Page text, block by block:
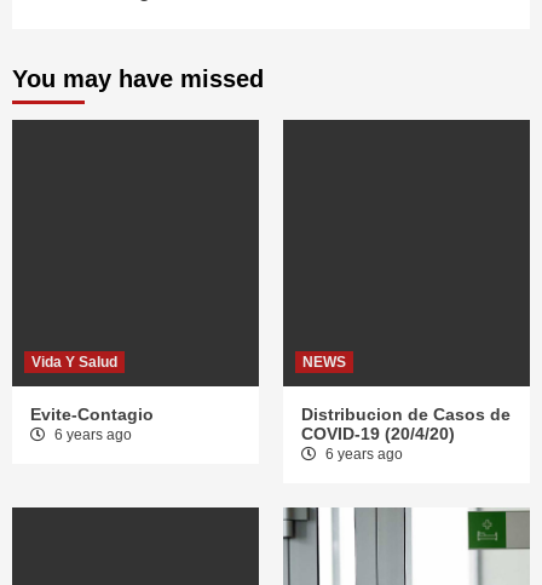
You may have missed
Vida Y Salud
Evite-Contagio
6 years ago
NEWS
Distribucion de Casos de
COVID-19 (20/4/20)
6 years ago